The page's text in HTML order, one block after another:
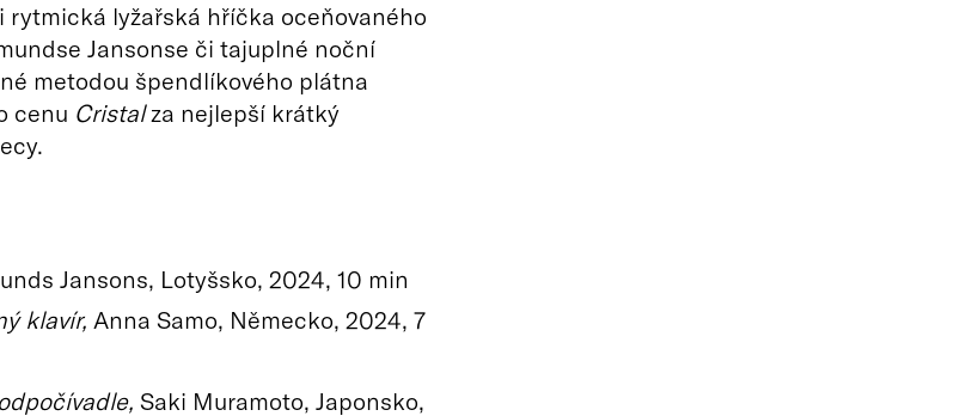
lyžařská hříčka oceňovaného
Jansonse či tajuplné noční
metodou špendlíkového plátna
cenu Cristalza nejlepší krátký
Jansons, Lotyšsko, 2024, 10 min
klavír, Anna Samo, Německo, 2024, 7
Saki Muramoto, Japonsko,